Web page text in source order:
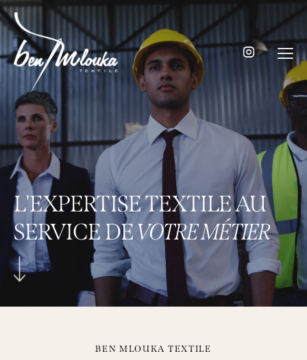
L'EXPERTISE TEXTILE AU
SERVICE DEVOTRE MÉTIER
BEN MLOUKA TEXTILE